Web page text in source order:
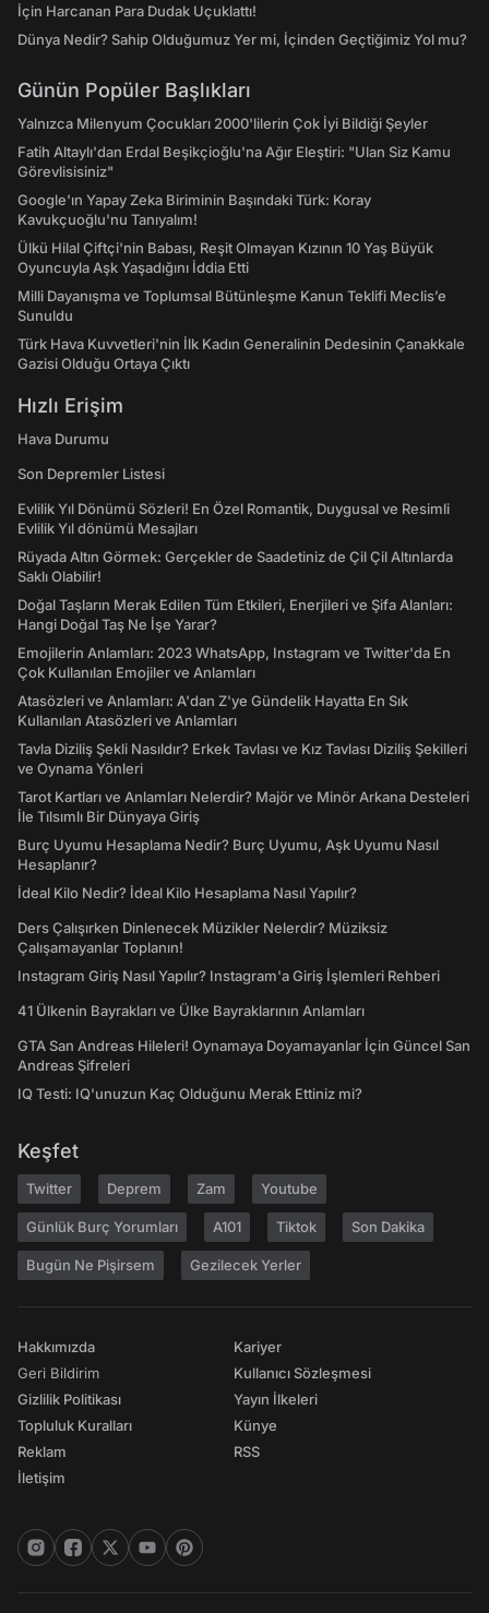
İçin Harcanan Para Dudak Uçuklattı!
Dünya Nedir? Sahip Olduğumuz Yer mi, İçinden Geçtiğimiz Yol mu?
Günün Popüler Başlıkları
Yalnızca Milenyum Çocukları 2000'lilerin Çok İyi Bildiği Şeyler
Fatih Altaylı'dan Erdal Beşikçioğlu'na Ağır Eleştiri: "Ulan Siz Kamu
Görevlisisiniz"
Google'ın Yapay Zeka Biriminin Başındaki Türk: Koray
Kavukçuoğlu'nu Tanıyalım!
Ülkü Hilal Çiftçi'nin Babası, Reşit Olmayan Kızının 10 Yaş Büyük
Oyuncuyla Aşk Yaşadığını İddia Etti
Milli Dayanışma ve Toplumsal Bütünleşme Kanun Teklifi Meclis’e
Sunuldu
Türk Hava Kuvvetleri'nin İlk Kadın Generalinin Dedesinin Çanakkale
Gazisi Olduğu Ortaya Çıktı
Hızlı Erişim
Hava Durumu
Son Depremler Listesi
Evlilik Yıl Dönümü Sözleri! En Özel Romantik, Duygusal ve Resimli
Evlilik Yıl dönümü Mesajları
Rüyada Altın Görmek: Gerçekler de Saadetiniz de Çil Çil Altınlarda
Saklı Olabilir!
Doğal Taşların Merak Edilen Tüm Etkileri, Enerjileri ve Şifa Alanları:
Hangi Doğal Taş Ne İşe Yarar?
Emojilerin Anlamları: 2023 WhatsApp, Instagram ve Twitter'da En
Çok Kullanılan Emojiler ve Anlamları
Atasözleri ve Anlamları: A'dan Z'ye Gündelik Hayatta En Sık
Kullanılan Atasözleri ve Anlamları
Tavla Diziliş Şekli Nasıldır? Erkek Tavlası ve Kız Tavlası Diziliş Şekilleri
ve Oynama Yönleri
Tarot Kartları ve Anlamları Nelerdir? Majör ve Minör Arkana Desteleri
İle Tılsımlı Bir Dünyaya Giriş
Burç Uyumu Hesaplama Nedir? Burç Uyumu, Aşk Uyumu Nasıl
Hesaplanır?
İdeal Kilo Nedir? İdeal Kilo Hesaplama Nasıl Yapılır?
Ders Çalışırken Dinlenecek Müzikler Nelerdir? Müziksiz
Çalışamayanlar Toplanın!
Instagram Giriş Nasıl Yapılır? Instagram'a Giriş İşlemleri Rehberi
41 Ülkenin Bayrakları ve Ülke Bayraklarının Anlamları
GTA San Andreas Hileleri! Oynamaya Doyamayanlar İçin Güncel San
Andreas Şifreleri
IQ Testi: IQ'unuzun Kaç Olduğunu Merak Ettiniz mi?
Keşfet
Twitter Deprem Zam Youtube
Günlük Burç Yorumları A101 Tiktok Son Dakika
Bugün Ne Pişirsem Gezilecek Yerler
Hakkımızda
Geri Bildirim
Gizlilik Politikası
Topluluk Kuralları
Reklam
İletişim
Kariyer
Kullanıcı Sözleşmesi
Yayın İlkeleri
Künye
RSS